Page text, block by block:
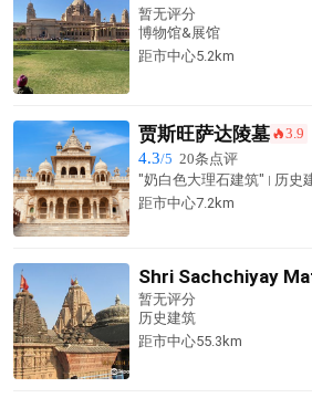
暂无评分
博物馆&展馆
距市中心5.2km
贾斯旺萨达陵墓 󰺂3.9
4.3/5 20条点评
"奶白色大理石建筑"
历史
距市中心7.2km
Shri Sachchiyay
暂无评分
历史建筑
距市中心55.3km